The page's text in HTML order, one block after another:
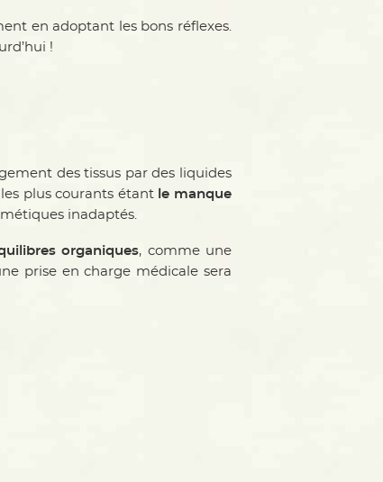
en adoptant les bons réflexes.
!
des tissus par des liquides
plus courants étant le manque
inadaptés.
organiques, comme une
prise en charge médicale sera